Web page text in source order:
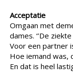
Acceptatie
Omgaan met
dames. ‘’De
Voor een partner
Hoe iemand
En dat is heel